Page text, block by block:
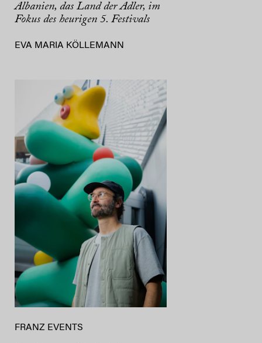
Albanien, das Land der Adler, im
Fokus des heurigen 5. Festivals
EVA MARIA KÖLLEMANN
FRANZ EVENTS